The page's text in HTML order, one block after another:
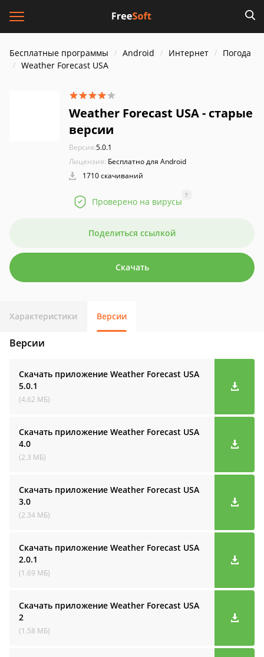
Бесплатные программы Android Интернет
Погода
Weather Forecast USA
Weather Forecast USA - старые
версии
Версия:5.0.1
Лицензия: Бесплатно для Android
1710 скачиваний
Проверено на вирусы
?
Поделиться ссылкой
Скачать
Характеристики Версии
Версии
Скачать приложение Weather Forecast USA
5.0.1
(4.62 МБ)
Скачать приложение Weather Forecast USA
4.0
(2.3 МБ)
Скачать приложение Weather Forecast USA
3.0
(2.34 МБ)
Скачать приложение Weather Forecast USA
2.0.1
(1.69 МБ)
Скачать приложение Weather Forecast USA
2
(1.58 МБ)